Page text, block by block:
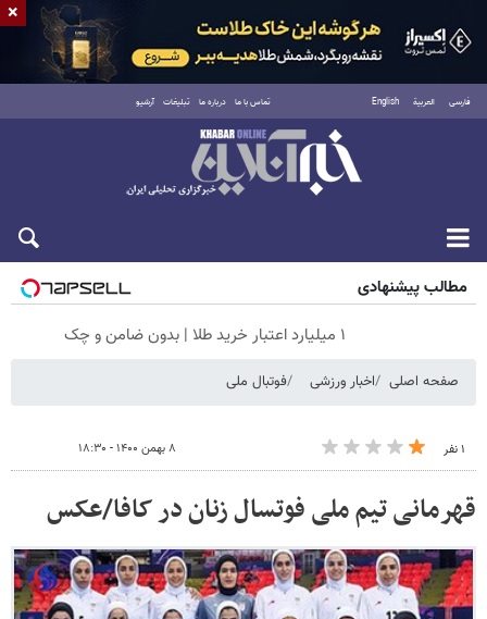
فارسی العربية English تماس با ما درباره ما تبلیغات آرشیو
جمعه ۱۶ مرداد ۱۴۰۵
مطالب پیشنهادی
۱ میلیارد اعتبار خرید طلا | بدون ضامن و چک
صفحه اصلی اخبار ورزشی فوتبال ملی
۱ نفر ۸ بهمن ۱۴۰۰ - ۱۸:۳۰
قهرمانی تیم ملی فوتسال زنان در کافا/عکس
×